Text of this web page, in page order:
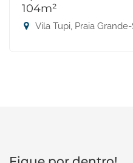
104m²
Vila Tupi, Praia Grande-